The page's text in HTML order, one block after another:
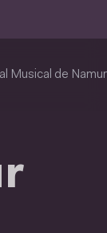
Musical de Namur